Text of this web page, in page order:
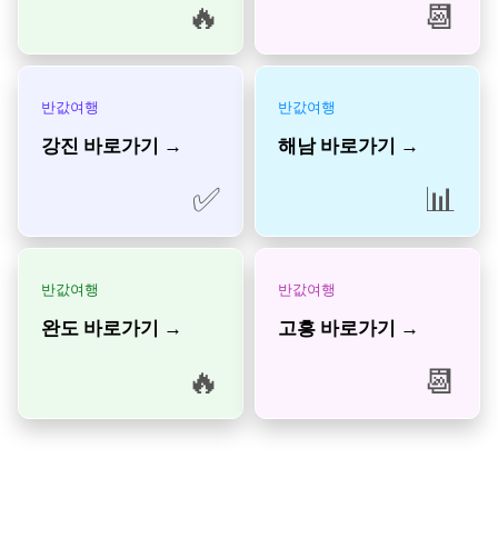
🔥 📆
반값여행
강진 바로가기 →
✅
반값여행
해남 바로가기 →
📊
반값여행
완도 바로가기 →
🔥
반값여행
고흥 바로가기 →
📆